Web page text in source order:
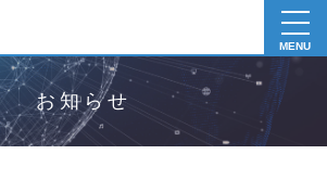
MENU
お知らせ